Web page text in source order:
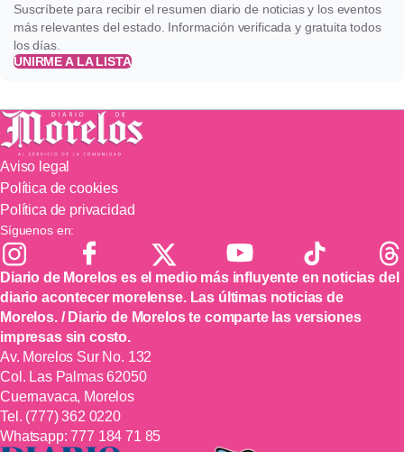
Suscríbete para recibir el resumen diario de noticias y los eventos
más relevantes del estado. Información verificada y gratuita todos
los días.
UNIRME A LA LISTA
Aviso legal
Política de cookies
Política de privacidad
Síguenos en:
Diario de Morelos es el medio más influyente en noticias del
diario acontecer morelense. Las últimas noticias de
Morelos. / Diario de Morelos te comparte las versiones
impresas sin costo.
Av. Morelos Sur No. 132
Col. Las Palmas 62050
Cuernavaca, Morelos
Tel. (777) 362 0220
Whatsapp:777 184 71 85